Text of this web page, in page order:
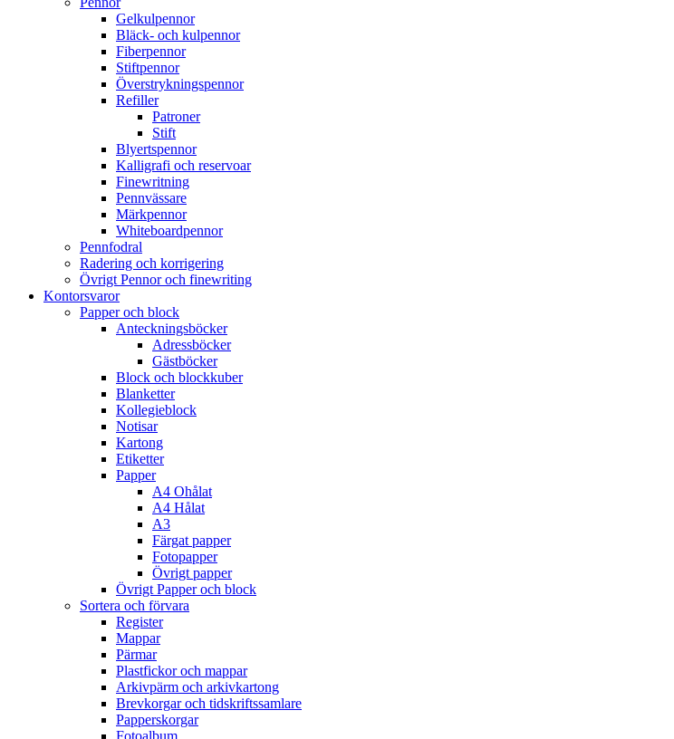
Gelkulpennor
Bläck- och kulpennor
Fiberpennor
Stiftpennor
Överstrykningspennor
Refiller
Patroner
Stift
Blyertspennor
Kalligrafi och reservoar
Finewritning
Pennvässare
Märkpennor
Whiteboardpennor
Pennfodral
Radering och korrigering
Övrigt Pennor och finewriting
Kontorsvaror
Papper och block
Anteckningsböcker
Adressböcker
Gästböcker
Block och blockkuber
Blanketter
Kollegieblock
Notisar
Kartong
Etiketter
Papper
A4 Ohålat
A4 Hålat
A3
Färgat papper
Fotopapper
Övrigt papper
Övrigt Papper och block
Sortera och förvara
Register
Mappar
Pärmar
Plastfickor och mappar
Arkivpärm och arkivkartong
Brevkorgar och tidskriftssamlare
Papperskorgar
Fotoalbum